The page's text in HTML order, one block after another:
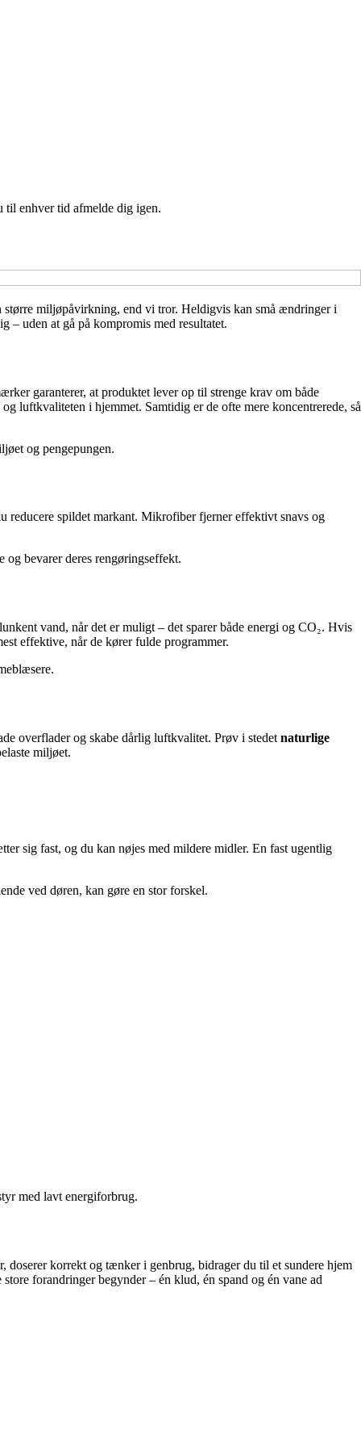
til enhver tid afmelde dig igen.
større miljøpåvirkning, end vi tror. Heldigvis kan små ændringer i
uden at gå på kompromis med resultatet.
garanterer, at produktet lever op til strenge krav om både
luftkvaliteten i hjemmet. Samtidig er de ofte mere koncentrerede, så
og pengepungen.
reducere spildet markant. Mikrofiber fjerner effektivt snavs og
og bevarer deres rengøringseffekt.
vand, når det er muligt – det sparer både energi og CO₂. Hvis
effektive, når de kører fulde programmer.
overflader og skabe dårlig luftkvalitet. Prøv i stedet naturlige
miljøet.
sig fast, og du kan nøjes med mildere midler. En fast ugentlig
ved døren, kan gøre en stor forskel.
med lavt energiforbrug.
korrekt og tænker i genbrug, bidrager du til et sundere hjem
forandringer begynder – én klud, én spand og én vane ad